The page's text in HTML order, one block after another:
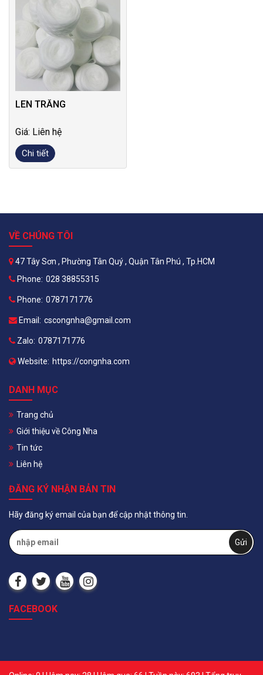
LEN TRẮNG
Giá: Liên hệ
Chi tiết
VỀ CHÚNG TÔI
47 Tây Sơn , Phường Tân Quý , Quận Tân Phú , Tp.HCM
Phone: 028 38855315
Phone: 0787171776
Email: cscongnha@gmail.com
Zalo: 0787171776
Website: https://congnha.com
DANH MỤC
Trang chủ
Giới thiệu về Công Nha
Tin tức
Liên hệ
ĐĂNG KÝ NHẬN BẢN TIN
Hãy đăng ký email của bạn để cập nhật thông tin.
FACEBOOK